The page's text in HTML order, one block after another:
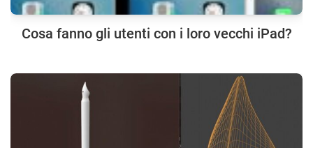
Cosa fanno gli utenti con i loro vecchi iPad?